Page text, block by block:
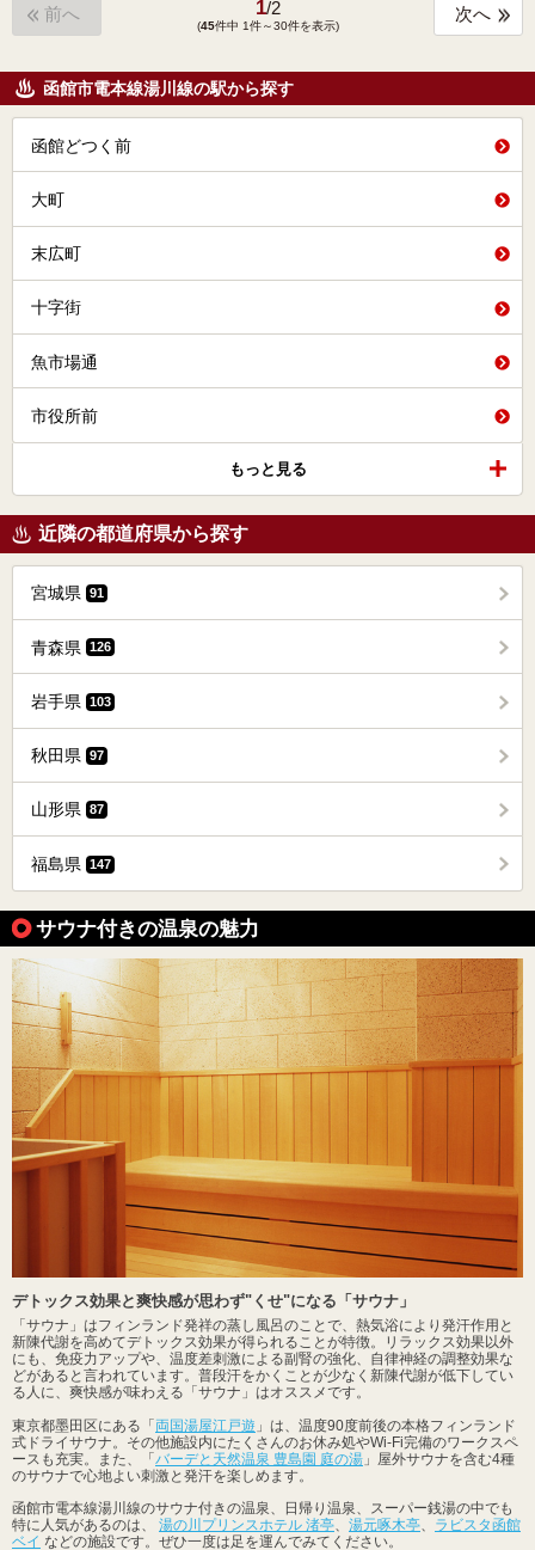
前へ 1/2
(45件中 1件～30件を表示)
次へ
函館市電本線湯川線の駅から探す
函館どつく前
大町
末広町
十字街
魚市場通
市役所前
もっと見る
近隣の都道府県から探す
宮城県 91
青森県 126
岩手県 103
秋田県 97
山形県 87
福島県 147
サウナ付きの温泉の魅力
デトックス効果と爽快感が思わず"くせ"になる「サウナ」
「サウナ」はフィンランド発祥の蒸し風呂のことで、熱気浴により発汗作用と
新陳代謝を高めてデトックス効果が得られることが特徴。リラックス効果以外
にも、免疫力アップや、温度差刺激による副腎の強化、自律神経の調整効果な
どがあると言われています。普段汗をかくことが少なく新陳代謝が低下してい
る人に、爽快感が味わえる「サウナ」はオススメです。
東京都墨田区にある「 両国湯屋江戸遊 」は、温度90度前後の本格フィンランド
式ドライサウナ。その他施設内にたくさんのお休み処やWi-Fi完備のワークスペ
ースも充実。また、「 バーデと天然温泉 豊島園 庭の湯 」屋外サウナを含む4種
のサウナで心地よい刺激と発汗を楽しめます。
函館市電本線湯川線のサウナ付きの温泉、日帰り温泉、スーパー銭湯の中でも
特に人気があるのは、 湯の川プリンスホテル 渚亭、 湯元啄木亭、 ラビスタ函館
ベイ などの施設です。ぜひ一度は足を運んでみてください。